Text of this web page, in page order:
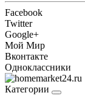
Facebook
Twitter
Google+
Мой Мир
Вконтакте
Одноклассники
Категории